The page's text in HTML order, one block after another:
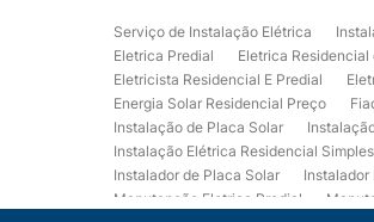
Serviço de Instalação Elétrica
Eletrica Predial
Eletrica Residencial
Eletricista Residencial E Predial
Energia Solar Residencial Preço
Instalação de Placa Solar
Instalação Elétrica Residencial Simples
Instalador de Placa Solar
Instalador
Manutenção Eletrica Predial